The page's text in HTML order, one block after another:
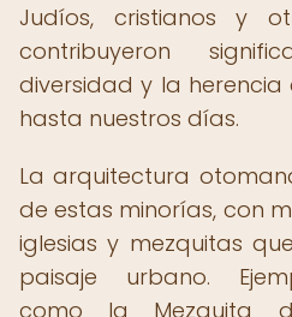
Judíos, cristianos y
contribuyeron
diversidad y la
hasta nuestros días.
La arquitectura
de estas minorías, con
iglesias y mezquitas
paisaje urbano.
como la Mezquita